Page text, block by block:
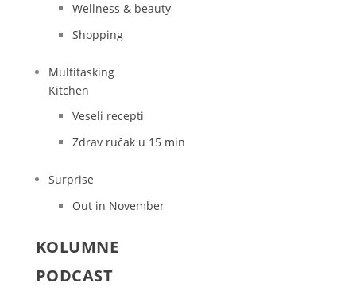
Wellness & beauty
Shopping
Multitasking
Kitchen
Veseli recepti
Zdrav ručak u 15 min
Surprise
Out in November
KOLUMNE
PODCAST